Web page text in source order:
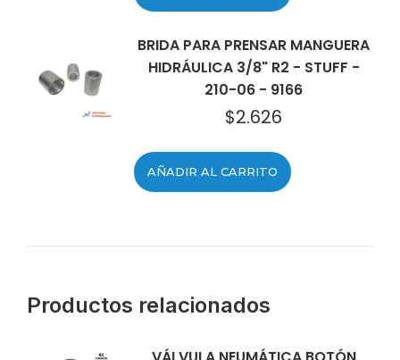
BRIDA PARA PRENSAR MANGUERA
HIDRÁULICA 3/8" R2 - STUFF -
210-06 - 9166
$2.626
AÑADIR AL CARRITO
Productos relacionados